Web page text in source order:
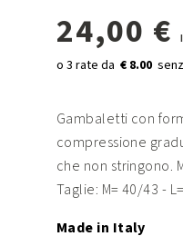
24,00 €
€ 8.00
Gambaletti con
compressione
che non stringono.
Taglie: M= 40/43 -
Made in Italy